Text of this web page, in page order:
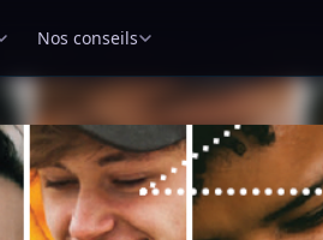
Nos conseils